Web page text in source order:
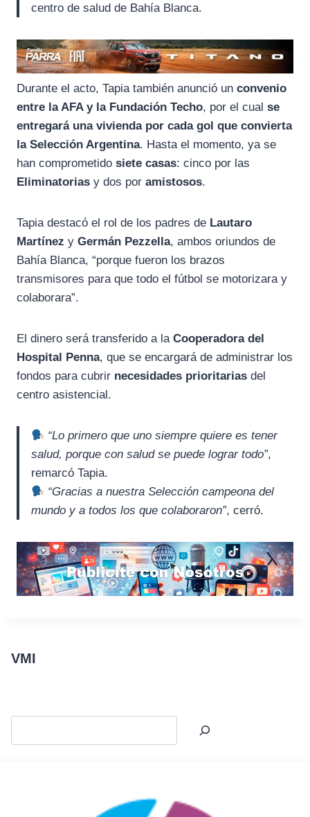
centro de salud de Bahía Blanca.
Durante el acto, Tapia también anunció un convenio
entre la AFA y la Fundación Techo, por el cual se
entregará una vivienda por cada gol que convierta
la Selección Argentina. Hasta el momento, ya se
han comprometido siete casas: cinco por las
Eliminatorias y dos por amistosos.
Tapia destacó el rol de los padres de Lautaro
Martínez y Germán Pezzella, ambos oriundos de
Bahía Blanca, “porque fueron los brazos
transmisores para que todo el fútbol se motorizara y
colaborara”.
El dinero será transferido a la Cooperadora del
Hospital Penna, que se encargará de administrar los
fondos para cubrir necesidades prioritarias del
centro asistencial.
“Lo primero que uno siempre quiere es tener
salud, porque con salud se puede lograr todo”,
remarcó Tapia.
“Gracias a nuestra Selección campeona del
mundo y a todos los que colaboraron”, cerró.
VMI